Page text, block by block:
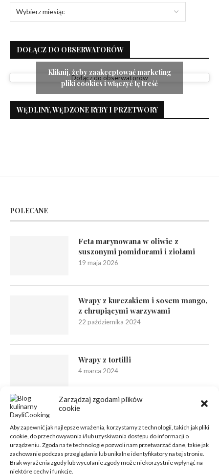
Zarządzaj zgodami plików
cookie
Aby zapewnić jak najlepsze wrażenia, korzystamy z technologii, takich jak pliki
cookie, do przechowywania i/lub uzyskiwania dostępu do informacji o
urządzeniu. Zgoda na te technologie pozwoli nam przetwarzać dane, takie jak
zachowanie podczas przeglądania lub unikalne identyfikatory na tej stronie.
Brak wyrażenia zgody lub wycofanie zgody może niekorzystnie wpłynąć na
niektóre cechy i funkcje.
DOŁĄCZ DO OBSERWATORÓW
Dołącz do obserwatorów
Kliknij, żeby zaakceptować marketing
pliki cookies i włączyć tę treść
WĘDLINY, WĘDZONE RYBY I PRZETWORY
POLECANE
Feta marynowana w oliwie z
suszonymi pomidorami i ziołami
19 maja 2026
Wrapy z kurczakiem i sosem mango,
z chrupiącymi warzywami
22 października 2024
Wrapy z tortilli
4 marca 2024